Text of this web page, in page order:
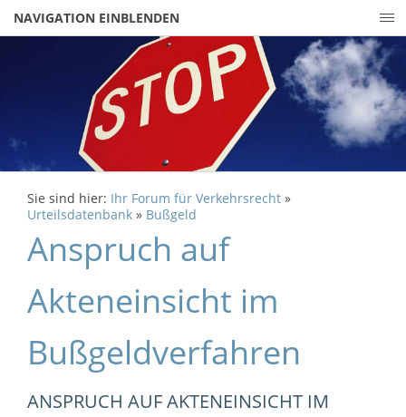
NAVIGATION EINBLENDEN
Sie sind hier: Ihr Forum für Verkehrsrecht »
Urteilsdatenbank » Bußgeld
Anspruch auf
Akteneinsicht im
Bußgeldverfahren
ANSPRUCH AUF AKTENEINSICHT IM